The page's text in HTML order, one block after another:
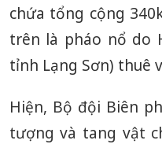
chứa tổng cộng
trên là pháo nổ do
tỉnh Lạng Sơn) thuê
Hiện, Bộ đội Biên
tượng và tang vật